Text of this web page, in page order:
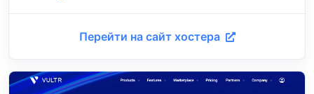
Перейти на сайт хостера